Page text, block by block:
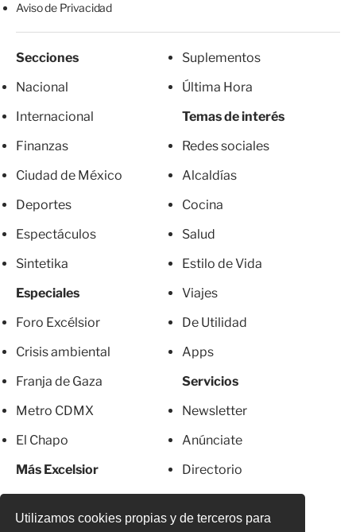
Utilizamos cookies propias y de terceros para
Aviso de Privacidad
Secciones
Nacional
Internacional
Finanzas
Ciudad de México
Deportes
Espectáculos
Sintetika
Especiales
Foro Excélsior
Crisis ambiental
Franja de Gaza
Metro CDMX
El Chapo
Más Excelsior
Suplementos
Última Hora
Temas de interés
Redes sociales
Alcaldías
Cocina
Salud
Estilo de Vida
Viajes
De Utilidad
Apps
Servicios
Newsletter
Anúnciate
Directorio